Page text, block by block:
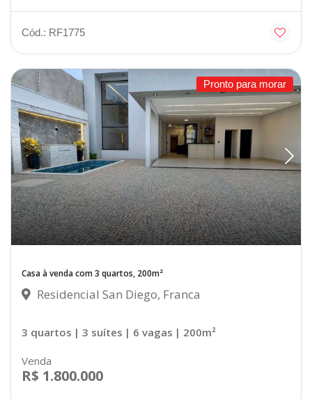
Cód.: RF1775
Pronto para morar
Casa à venda com 3 quartos, 200m²
Residencial San Diego, Franca
3 quartos | 3 suítes | 6 vagas | 200m²
Venda
R$ 1.800.000